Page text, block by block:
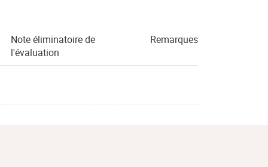
Note éliminatoire de
l'évaluation
Remarques